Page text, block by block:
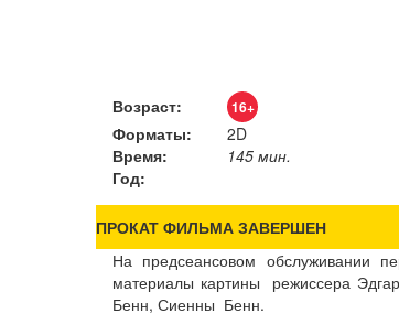
Возраст: 16+
Форматы:
2D
Время:
145 мин.
Год:
ПРОКАТ ФИЛЬМА ЗАВЕРШЕН
На предсеансовом обслуживании
материалы картины режиссера
Бенн, Сиенны Бенн.